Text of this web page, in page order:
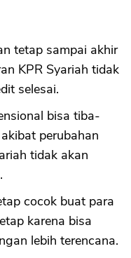
tetap sampai akhir
KPR Syariah tidak
selesai.
bisa tiba-
perubahan
tidak akan
cocok buat para
karena bisa
lebih terencana.